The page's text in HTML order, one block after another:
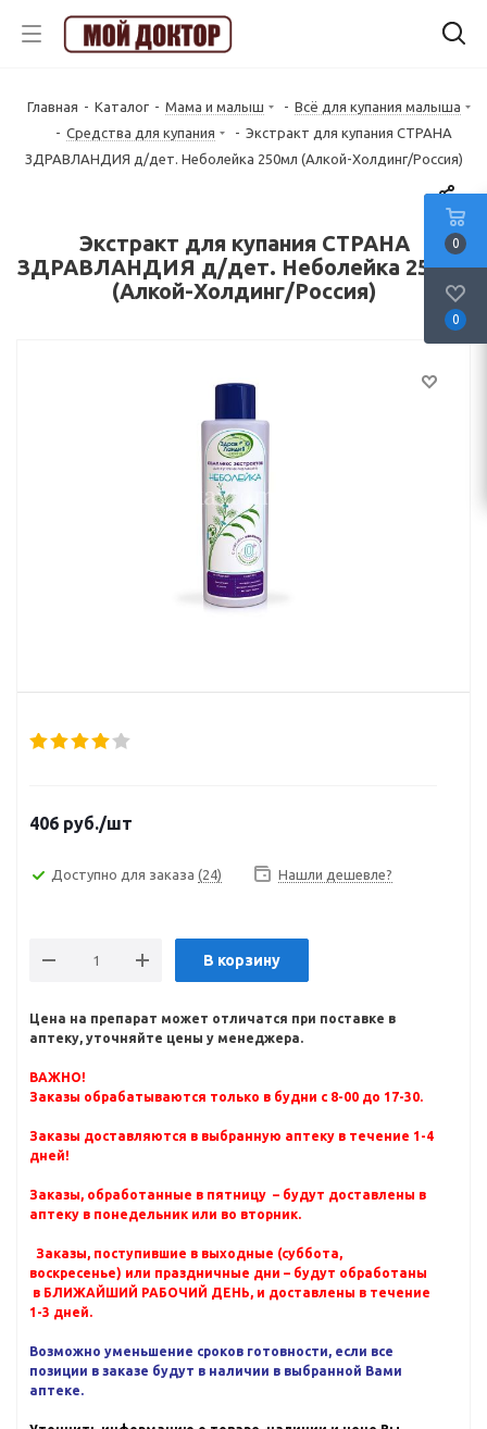
Главная - Каталог - Мама и малыш - Всё для купания малыша
- Средства для купания - Экстракт для купания СТРАНА
ЗДРАВЛАНДИЯ д/дет. Неболейка 250мл (Алкой-Холдинг/Россия)
Экстракт для купания СТРАНА
ЗДРАВЛАНДИЯ д/дет. Неболейка 250мл
(Алкой-Холдинг/Россия)
406 руб./шт
Доступно для заказа (24) Нашли дешевле?
В корзину
Цена на препарат может отличатся при поставке в
аптеку, уточняйте цены у менеджера.
ВАЖНО!
Заказы обрабатываются только в будни с 8-00 до 17-30.
Заказы доставляются в выбранную аптеку в течение 1-4
дней!
Заказы, обработанные в пятницу – будут доставлены в
аптеку в понедельник или во вторник.
Заказы, поступившие в выходные (суббота,
воскресенье) или праздничные дни – будут обработаны
в БЛИЖАЙШИЙ РАБОЧИЙ ДЕНЬ, и доставлены в течение
1-3 дней.
Возможно уменьшение сроков готовности, если все
позиции в заказе будут в наличии в выбранной Вами
аптеке.
0
0